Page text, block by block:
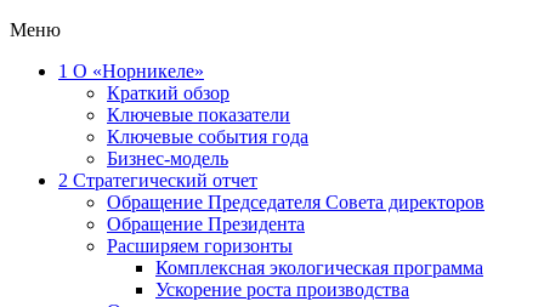
Меню
1 О «Норникеле»
Краткий обзор
Ключевые показатели
Ключевые события года
Бизнес-модель
2 Стратегический отчет
Обращение Председателя Совета директоров
Обращение Президента
Расширяем горизонты
Комплексная экологическая программа
Ускорение роста производства